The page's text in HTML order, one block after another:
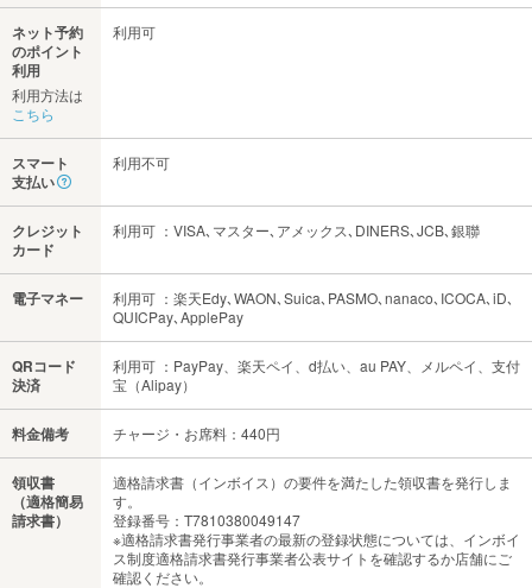
ネット予約
のポイント
利用
利用方法は
こちら
利用可
スマート
支払い
利用不可
クレジット
カード
利用可 ：VISA､マスター､アメックス､DINERS､JCB､銀聯
電子マネー
利用可 ：楽天Edy､WAON､Suica､PASMO､nanaco､ICOCA､iD､
QUICPay､ApplePay
QRコード
決済
利用可 ：PayPay、楽天ペイ、d払い、au PAY、メルペイ、支付
宝（Alipay）
料金備考 チャージ・お席料：440円
領収書
（適格簡易
請求書）
適格請求書（インボイス）の要件を満たした領収書を発行しま
す。
登録番号：T7810380049147
※適格請求書発行事業者の最新の登録状態については、インボイ
ス制度適格請求書発行事業者公表サイトを確認するか店舗にご
確認ください。